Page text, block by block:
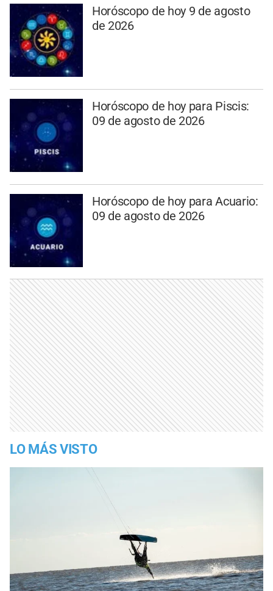
Horóscopo de hoy 9 de agosto
de 2026
Horóscopo de hoy para Piscis:
09 de agosto de 2026
Horóscopo de hoy para Acuario:
09 de agosto de 2026
LO MÁS VISTO